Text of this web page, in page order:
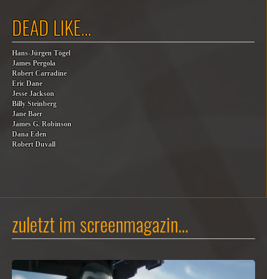
DEAD LIKE…
Hans-Jürgen Tögel
James Pergola
Robert Carradine
Eric Dane
Jesse Jackson
Billy Steinberg
Jane Baer
James G. Robinson
Dana Eden
Robert Duvall
zuletzt im screenmagazin…